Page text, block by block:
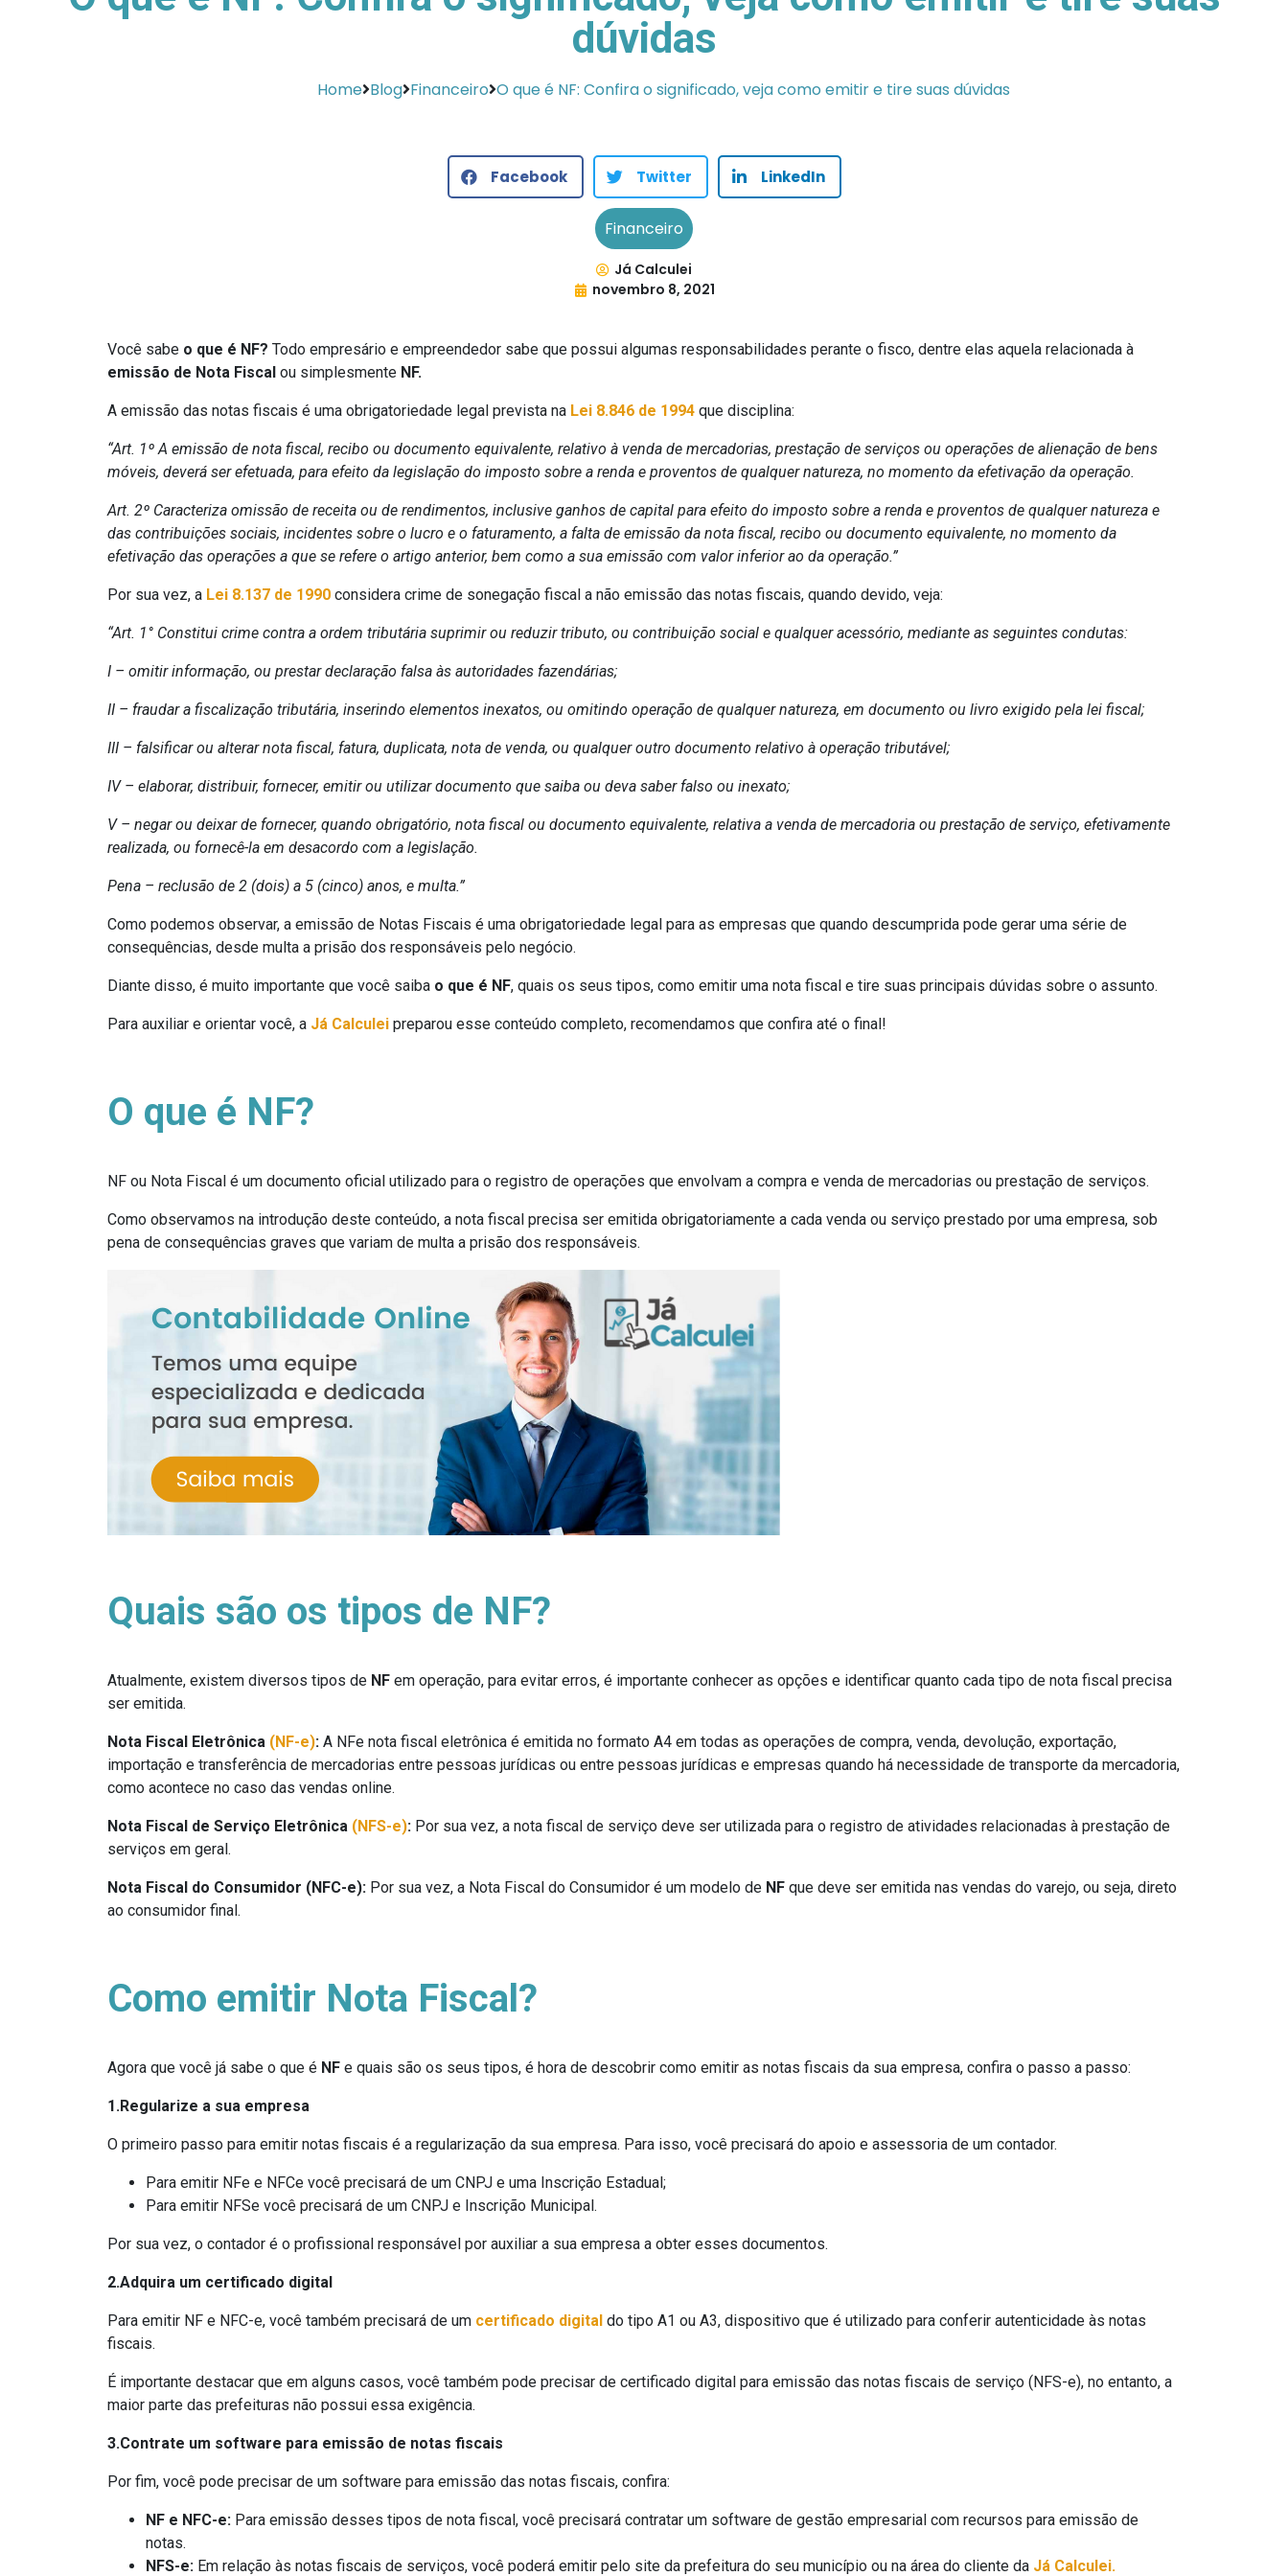
dúvidas
Home Blog Financeiro O que é NF: Confira o significado, veja como emitir e tire suas dúvidas
Facebook Twitter LinkedIn
Financeiro
Já Calculei
novembro 8, 2021
Você sabe o que é NF? Todo empresário e empreendedor sabe que possui algumas responsabilidades perante o fisco, dentre elas aquela relacionada à
emissão de Nota Fiscal ou simplesmente NF.
A emissão das notas fiscais é uma obrigatoriedade legal prevista na Lei 8.846 de 1994 que disciplina:
“Art. 1º A emissão de nota fiscal, recibo ou documento equivalente, relativo à venda de mercadorias, prestação de serviços ou operações de alienação de bens
móveis, deverá ser efetuada, para efeito da legislação do imposto sobre a renda e proventos de qualquer natureza, no momento da efetivação da operação.
Art. 2º Caracteriza omissão de receita ou de rendimentos, inclusive ganhos de capital para efeito do imposto sobre a renda e proventos de qualquer natureza e
das contribuições sociais, incidentes sobre o lucro e o faturamento, a falta de emissão da nota fiscal, recibo ou documento equivalente, no momento da
efetivação das operações a que se refere o artigo anterior, bem como a sua emissão com valor inferior ao da operação.”
Por sua vez, a Lei 8.137 de 1990 considera crime de sonegação fiscal a não emissão das notas fiscais, quando devido, veja:
“Art. 1° Constitui crime contra a ordem tributária suprimir ou reduzir tributo, ou contribuição social e qualquer acessório, mediante as seguintes condutas:
I – omitir informação, ou prestar declaração falsa às autoridades fazendárias;
II – fraudar a fiscalização tributária, inserindo elementos inexatos, ou omitindo operação de qualquer natureza, em documento ou livro exigido pela lei fiscal;
III – falsificar ou alterar nota fiscal, fatura, duplicata, nota de venda, ou qualquer outro documento relativo à operação tributável;
IV – elaborar, distribuir, fornecer, emitir ou utilizar documento que saiba ou deva saber falso ou inexato;
V – negar ou deixar de fornecer, quando obrigatório, nota fiscal ou documento equivalente, relativa a venda de mercadoria ou prestação de serviço, efetivamente
realizada, ou fornecê-la em desacordo com a legislação.
Pena – reclusão de 2 (dois) a 5 (cinco) anos, e multa.”
Como podemos observar, a emissão de Notas Fiscais é uma obrigatoriedade legal para as empresas que quando descumprida pode gerar uma série de
consequências, desde multa a prisão dos responsáveis pelo negócio.
Diante disso, é muito importante que você saiba o que é NF, quais os seus tipos, como emitir uma nota fiscal e tire suas principais dúvidas sobre o assunto.
Para auxiliar e orientar você, a Já Calculei preparou esse conteúdo completo, recomendamos que confira até o final!
O que é NF?
NF ou Nota Fiscal é um documento oficial utilizado para o registro de operações que envolvam a compra e venda de mercadorias ou prestação de serviços.
Como observamos na introdução deste conteúdo, a nota fiscal precisa ser emitida obrigatoriamente a cada venda ou serviço prestado por uma empresa, sob
pena de consequências graves que variam de multa a prisão dos responsáveis.
Quais são os tipos de NF?
Atualmente, existem diversos tipos de NF em operação, para evitar erros, é importante conhecer as opções e identificar quanto cada tipo de nota fiscal precisa
ser emitida.
Nota Fiscal Eletrônica (NF-e): A NFe nota fiscal eletrônica é emitida no formato A4 em todas as operações de compra, venda, devolução, exportação,
importação e transferência de mercadorias entre pessoas jurídicas ou entre pessoas jurídicas e empresas quando há necessidade de transporte da mercadoria,
como acontece no caso das vendas online.
Nota Fiscal de Serviço Eletrônica (NFS-e): Por sua vez, a nota fiscal de serviço deve ser utilizada para o registro de atividades relacionadas à prestação de
serviços em geral.
Nota Fiscal do Consumidor (NFC-e): Por sua vez, a Nota Fiscal do Consumidor é um modelo de NF que deve ser emitida nas vendas do varejo, ou seja, direto
ao consumidor final.
Como emitir Nota Fiscal?
Agora que você já sabe o que é NF e quais são os seus tipos, é hora de descobrir como emitir as notas fiscais da sua empresa, confira o passo a passo:
1.Regularize a sua empresa
O primeiro passo para emitir notas fiscais é a regularização da sua empresa. Para isso, você precisará do apoio e assessoria de um contador.
Para emitir NFe e NFCe você precisará de um CNPJ e uma Inscrição Estadual;
Para emitir NFSe você precisará de um CNPJ e Inscrição Municipal.
Por sua vez, o contador é o profissional responsável por auxiliar a sua empresa a obter esses documentos.
2.Adquira um certificado digital
Para emitir NF e NFC-e, você também precisará de um certificado digital do tipo A1 ou A3, dispositivo que é utilizado para conferir autenticidade às notas
fiscais.
É importante destacar que em alguns casos, você também pode precisar de certificado digital para emissão das notas fiscais de serviço (NFS-e), no entanto, a
maior parte das prefeituras não possui essa exigência.
3.Contrate um software para emissão de notas fiscais
Por fim, você pode precisar de um software para emissão das notas fiscais, confira:
NF e NFC-e: Para emissão desses tipos de nota fiscal, você precisará contratar um software de gestão empresarial com recursos para emissão de
notas.
NFS-e: Em relação às notas fiscais de serviços, você poderá emitir pelo site da prefeitura do seu município ou na área do cliente da Já Calculei.